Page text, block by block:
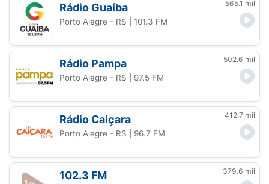
Rádio Guaíba 565.1 mil
Porto Alegre - RS | 101.3 FM
Rádio Pampa 502.6 mil
Porto Alegre - RS | 97.5 FM
Rádio Caiçara 412.7 mil
Porto Alegre - RS | 96.7 FM
102.3 FM 379.6 mil